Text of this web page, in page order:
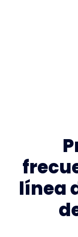
línea